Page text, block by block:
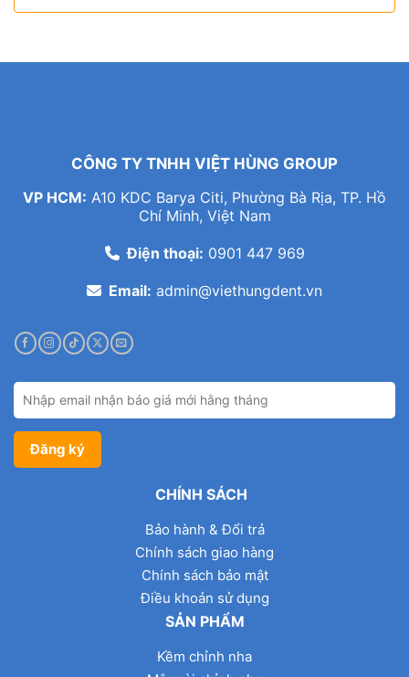
CÔNG TY TNHH VIỆT HÙNG GROUP
VP HCM: A10 KDC Barya Citi, Phường Bà Rịa, TP. Hồ
Chí Minh, Việt Nam
Điện thoại: 0901 447 969
Email: admin@viethungdent.vn
CHÍNH SÁCH
Bảo hành & Đổi trả
Chính sách giao hàng
Chính sách bảo mật
Điều khoản sử dụng
SẢN PHẨM
Kềm chỉnh nha